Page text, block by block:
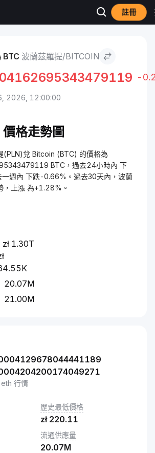
註冊
BTC 波蘭茲羅提/BITCOIN
-
2026, 12:00:00
格走勢圖
(PLN)兌 Bitcoin (BTC) 的價格為
BTC，過去24小時內 下
週內 下跌-0.66%。過去30天內，波蘭
，上漲 為+1.28%。
1.30T
20.07M
21.00M
行情
歷史最低價格
zł 220.11
流通供應量
20.07M